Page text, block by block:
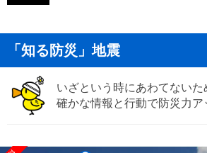
「知る防災」地震
いざという時にあわてないた
確かな情報と行動で防災力ア